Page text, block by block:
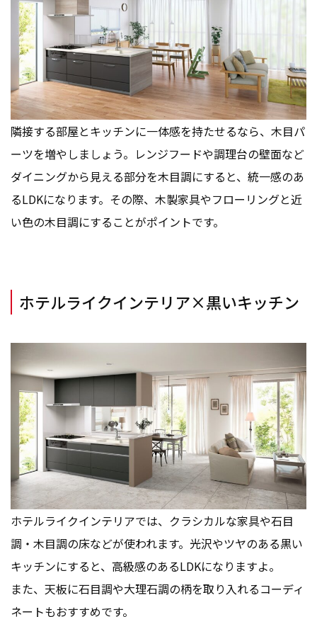
隣接する部屋とキッチンに一体感を持たせるなら、木目パ
ーツを増やしましょう。レンジフードや調理台の壁面など
ダイニングから見える部分を木目調にすると、統一感のあ
るLDKになります。その際、木製家具やフローリングと近
い色の木目調にすることがポイントです。
ホテルライクインテリア×黒いキッチン
ホテルライクインテリアでは、クラシカルな家具や石目
調・木目調の床などが使われます。光沢やツヤのある黒い
キッチンにすると、高級感のあるLDKになりますよ。
また、天板に石目調や大理石調の柄を取り入れるコーディ
ネートもおすすめです。